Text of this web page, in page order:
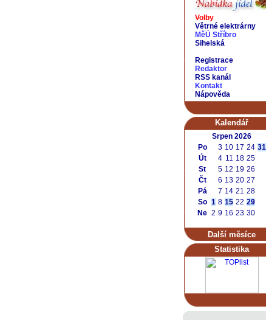
Volby
Větrné elektrárny
MěÚ Stříbro
Sihelská
Registrace
Redaktor
RSS kanál
Kontakt
Nápověda
Kalendář
Srpen 2026
Po
3 10 17 24 31
Út
4 11 18 25
St
5 12 19 26
Čt
6 13 20 27
Pá
7 14 21 28
So 1 8 15 22 29
Ne 2 9 16 23 30
Další měsíce
Statistika